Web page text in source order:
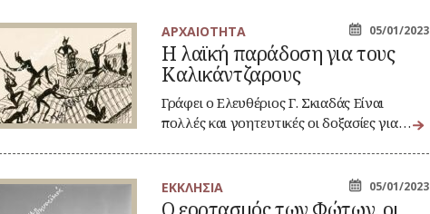
ΑΡΧΑΙΟΤΗΤΑ 05/01/2023
Η λαϊκή παράδοση για τους
Καλικάντζαρους
Γράφει ο Ελευθέριος Γ. Σκιαδάς Είναι
πολλές και γοητευτικές οι δοξασίες για…
ΕΚΚΛΗΣΙΑ 05/01/2023